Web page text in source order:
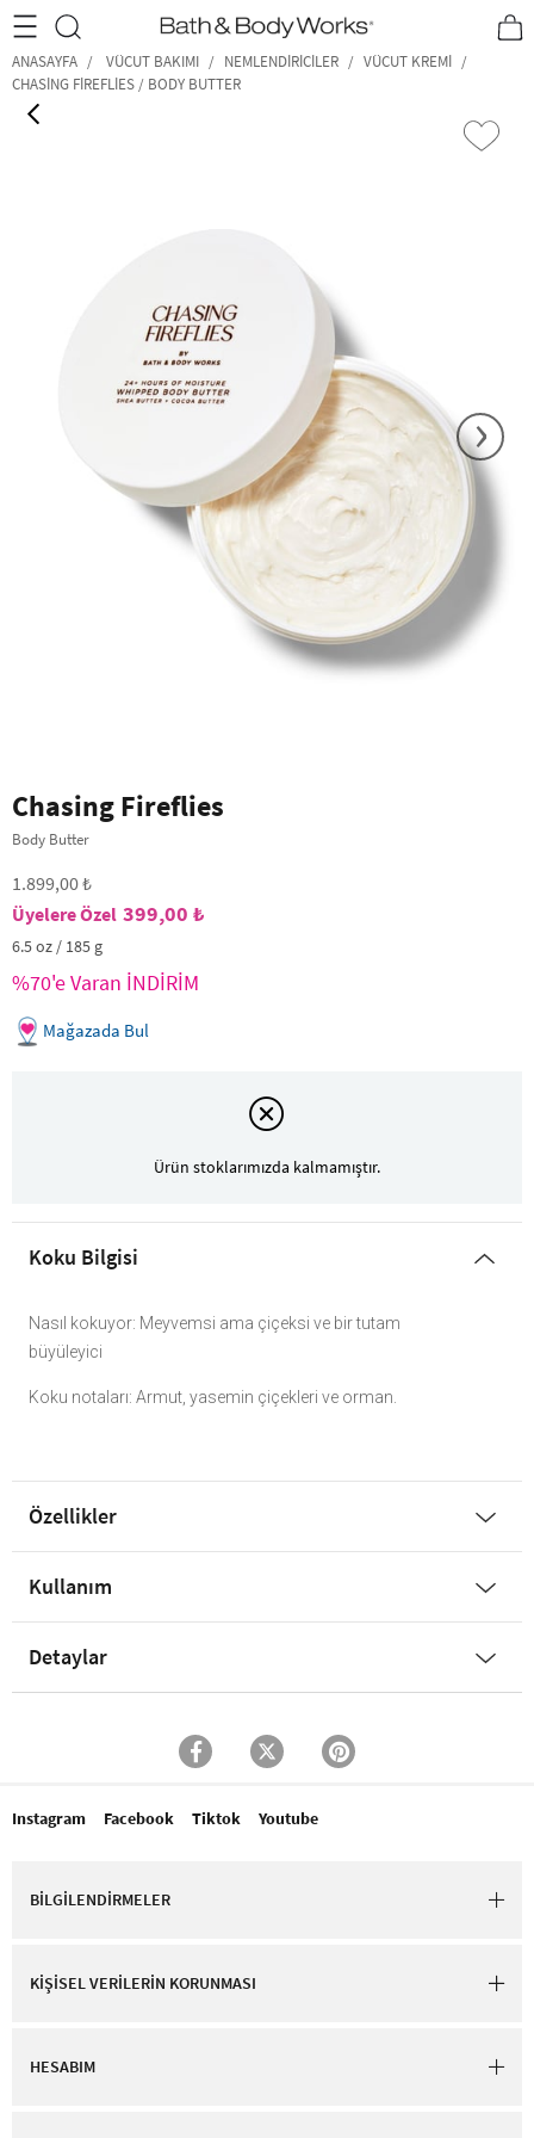
•2200₺ ve Üzeri Kargo Ücretsiz!• *Promosyon Detayları
ANASAYFA VÜCUT BAKIMI NEMLENDIRICILER
VÜCUT KREMI
CHASING FIREFLIES / BODY BUTTER
›
Chasing Fireflies
Body Butter
1.899,00 ₺
399,00 ₺
6.5 oz / 185 g
%70'e Varan İNDİRİM
Mağazada Bul
Ürün stoklarımızda kalmamıştır.
Koku Bilgisi
Nasıl kokuyor: Meyvemsi ama çiçeksi ve bir tutam
büyüleyici
Koku notaları: Armut, yasemin çiçekleri ve orman.
Özellikler
Kullanım
Detaylar
Instagram Facebook Tiktok Youtube
BİLGİLENDİRMELER
KİŞİSEL VERİLERİN KORUNMASI
HESABIM